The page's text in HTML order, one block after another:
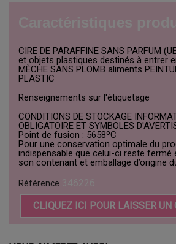
CIRE DE PARAFFINE SANS PARFUM
et objets plastiques destinés à entrer
MÈCHE SANS PLOMB aliments
PLASTIC
Renseignements sur l'étiquetage
CONDITIONS DE STOCKAGE
OBLIGATOIRE ET SYMBOLES
Point de fusion : 5658ºC
Pour une conservation optimale du
indispensable que celui-ci reste fermé
son contenant et emballage d’origine
Référence
CLIQUEZ ICI POUR LAISSER UN